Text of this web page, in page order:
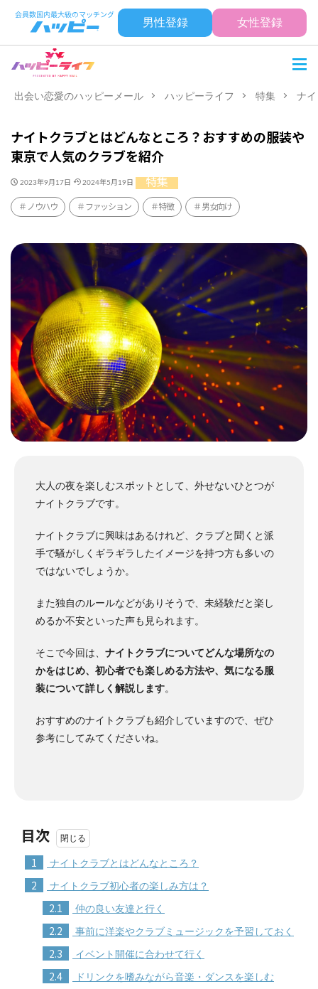
男性登録 女性登録
出会い恋愛のハッピーメール ハッピーライフ 特集 ナ
ナイトクラブとはどんなところ？おすすめの服装や
東京で人気のクラブを紹介
2023年9月17日 2024年5月19日 特集
ノウハウ ファッション 特徴 男女向け
大人の夜を楽しむスポットとして、外せないひとつが
ナイトクラブです。
ナイトクラブに興味はあるけれど、クラブと聞くと派
手で騒がしくギラギラしたイメージを持つ方も多いの
ではないでしょうか。
また独自のルールなどがありそうで、未経験だと楽し
めるか不安といった声も見られます。
そこで今回は、 ナイトクラブについてどんな場所なの
かをはじめ、初心者でも楽しめる方法や、気になる服
装について詳しく解説します。
おすすめのナイトクラブも紹介していますので、ぜひ
参考にしてみてくださいね。
目次
1 ナイトクラブとはどんなところ？
2 ナイトクラブ初心者の楽しみ方は？
2.1 仲の良い友達と行く
2.2 事前に洋楽やクラブミュージックを予習しておく
2.3 イベント開催に合わせて行く
2.4 ドリンクを嗜みながら音楽・ダンスを楽しむ